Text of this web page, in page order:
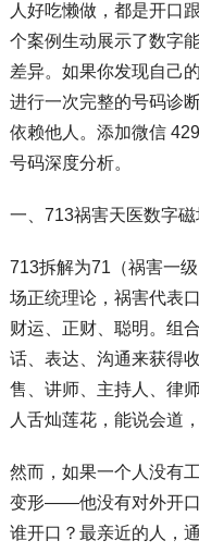
人好吃懒做，都是开口
个案例生动展示了数字
差异。如果你发现自己
进行一次完整的号码诊
依赖他人。添加微信
号码深度分析。
一、713祸害天医数字
713拆解为71（祸害一
场正统理论，祸害代表
财运、正财、聪明。组
话、表达、沟通来获得
售、讲师、主持人、律
人舌灿莲花，能说会道
然而，如果一个人没有
变形——他没有对外开
谁开口？最亲近的人，